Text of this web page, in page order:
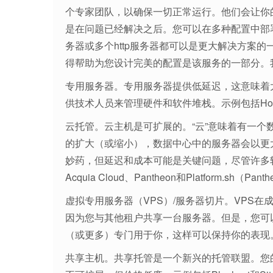
个专家团队，以确保一切正常运行。他们会让
是在问题已经解决之后。您可以在多种配置中
务器或多个http服务器都可以是更大解决方案
得帮助为您设计完美的配置是该服务的一部分
专用服务器。专用服务器提供低延迟，这意味
供技术人员来管理硬件和软件堆栈。示例包括
云托管。云主机是可扩展的。“云”意味着有一
的扩大（或缩小），数据中心中的服务器会以
妙药，但延迟和成本可能是关键问题，尽管许
Acquia Cloud、Pantheon和Platform.sh（
虚拟专用服务器（VPS）/服务器切片。VPS在
因为您与其他租户共享一台服务器。但是，您
（或更多）专门用于你，这样可以保持你的表
共享主机。共享托管是一个新兴的托管联盟。